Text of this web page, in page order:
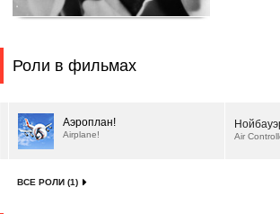
Роли в фильмах
Аэроплан!
Airplane! Air
ВСЕ РОЛИ (1)